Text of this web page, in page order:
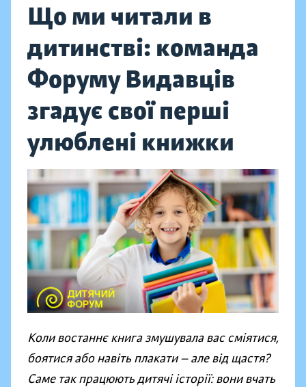
Що ми читали в
дитинстві: команда
Форуму Видавців
згадує свої перші
улюблені книжки
Коли востаннє книга змушувала вас сміятися,
боятися або навіть плакати — але від щастя?
Саме так працюють дитячі історії: вони вчать